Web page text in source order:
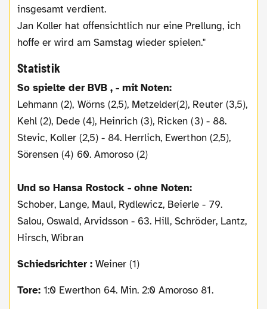
insgesamt verdient.
Jan Koller hat offensichtlich nur eine Prellung, ich
hoffe er wird am Samstag wieder spielen."
Statistik
So spielte der BVB , - mit Noten:
Lehmann (2), Wörns (2,5), Metzelder(2), Reuter (3,5),
Kehl (2), Dede (4), Heinrich (3), Ricken (3) - 88.
Stevic, Koller (2,5) - 84. Herrlich, Ewerthon (2,5),
Sörensen (4) 60. Amoroso (2)
Und so Hansa Rostock - ohne Noten:
Schober, Lange, Maul, Rydlewicz, Beierle - 79.
Salou, Oswald, Arvidsson - 63. Hill, Schröder, Lantz,
Hirsch, Wibran
Schiedsrichter :Weiner (1)
Tore:1:0 Ewerthon 64. Min. 2:0 Amoroso 81.